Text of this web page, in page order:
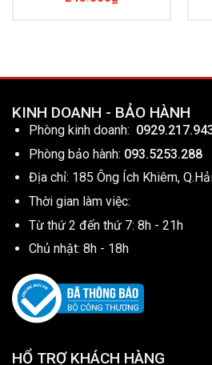
KINH DOANH - BẢO HÀNH
Phòng kinh doanh:
Phòng bảo hành: 093.5253.288
Địa chỉ: 185 Ông Ích Khiêm,
Thời gian làm việc:
Từ thứ 2 đến thứ 7: 8h - 21h
Chủ nhật: 8h - 18h
HỔ TRỢ KHÁCH HÀNG